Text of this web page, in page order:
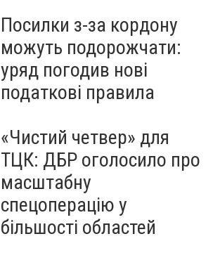
Посилки з-за кордону
можуть подорожчати:
уряд погодив нові
податкові правила
«Чистий четвер» для
ТЦК: ДБР оголосило про
масштабну
спецоперацію у
більшості областей